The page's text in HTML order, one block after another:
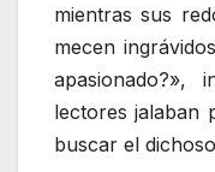
mientras sus
mecen
apasionado?»,
lectores jalaban
buscar el